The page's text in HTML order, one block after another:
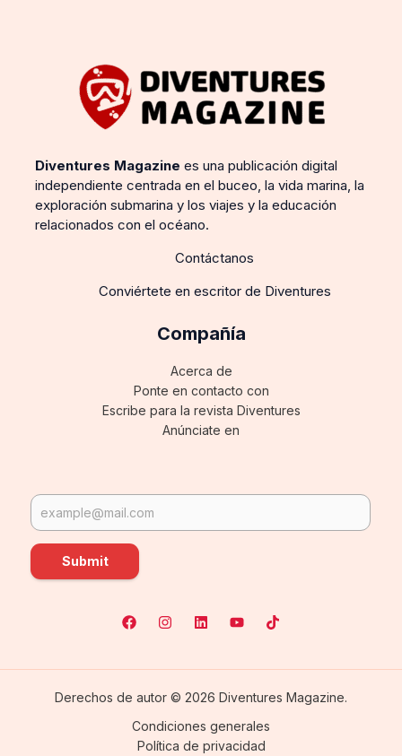
Diventures Magazine es una publicación digital
independiente centrada en el buceo, la vida marina, la
exploración submarina y los viajes y la educación
relacionados con el océano.
Contáctanos
Conviértete en escritor de Diventures
Compañía
Acerca de
Ponte en contacto con
Escribe para la revista Diventures
Anúnciate en
Submit
Derechos de autor © 2026 Diventures Magazine.
Condiciones generales
Política de privacidad